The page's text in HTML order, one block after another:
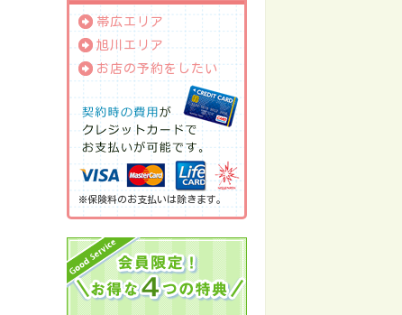
帯広エリア
旭川エリア
お店の予約をしたい
※保険料のお支払いは除きます。